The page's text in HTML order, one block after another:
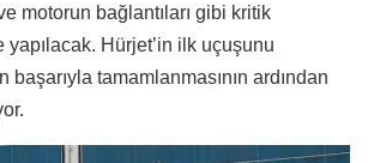
motorun bağlantıları gibi kritik
Hürjet’in ilk uçuşunu
başarıyla tamamlanmasının ardından